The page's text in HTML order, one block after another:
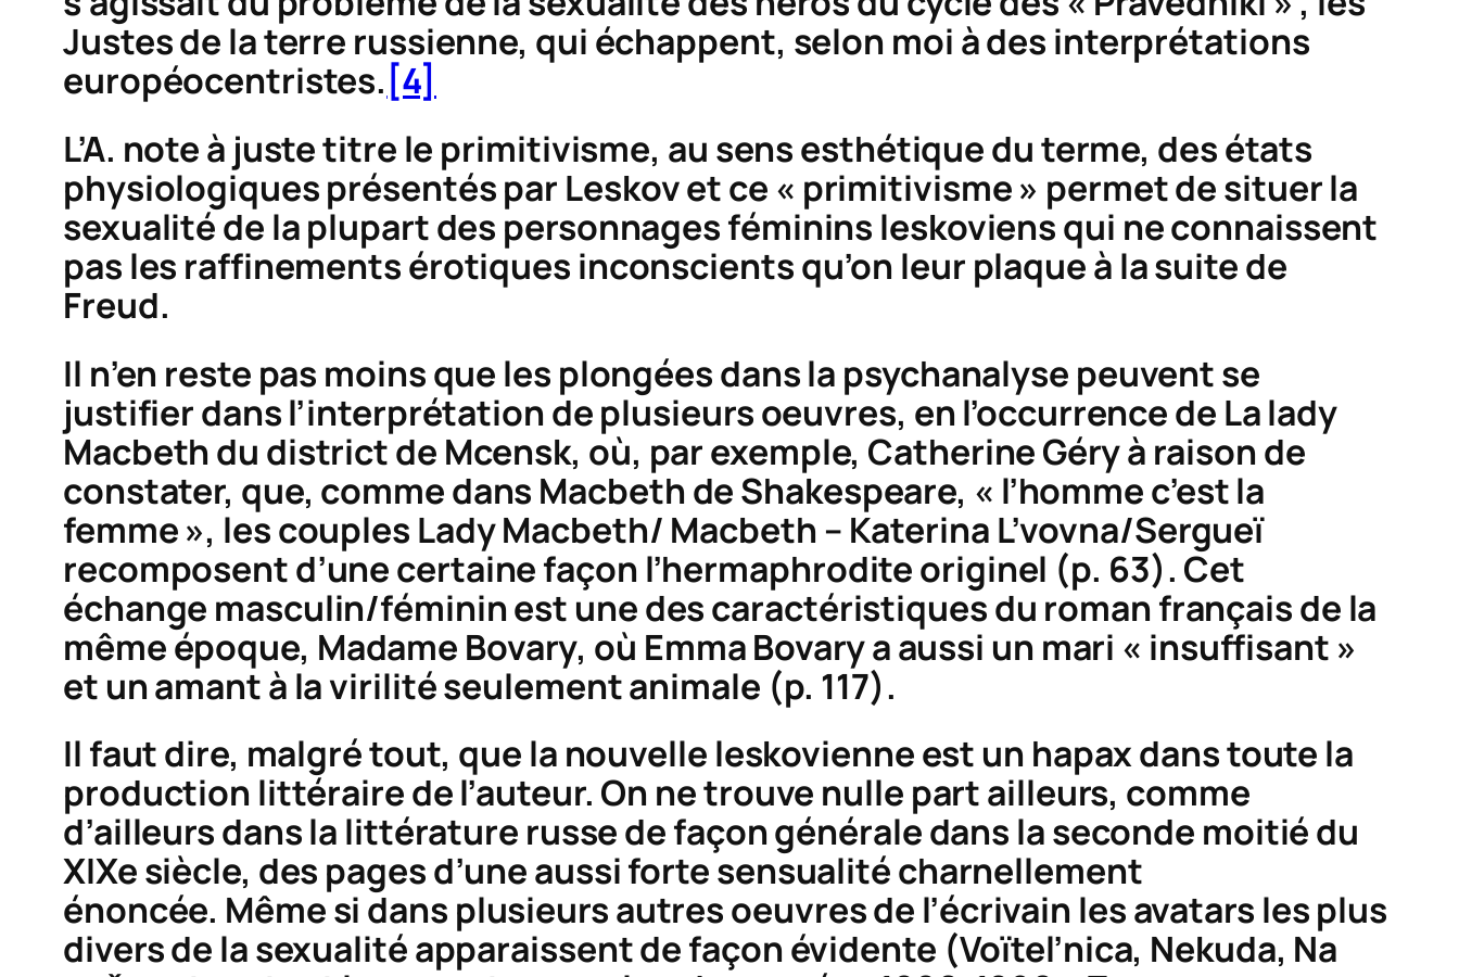
Justes de la terre russienne, qui échappent, selon moi à des interprétations
européocentristes. [4]
L’A. note à juste titre le primitivisme, au sens esthétique du terme, des états
physiologiques présentés par Leskov et ce « primitivisme » permet de situer la
sexualité de la plupart des personnages féminins leskoviens qui ne connaissent
pas les raffinements érotiques inconscients qu’on leur plaque à la suite de
Freud.
Il n’en reste pas moins que les plongées dans la psychanalyse peuvent se
justifier dans l’interprétation de plusieurs oeuvres, en l’occurrence de La lady
Macbeth du district de Mcensk, où, par exemple, Catherine Géry à raison de
constater, que, comme dans Macbeth de Shakespeare, « l’homme c’est la
femme », les couples Lady Macbeth/ Macbeth – Katerina L’vovna/Sergueï
recomposent d’une certaine façon l’hermaphrodite originel (p. 63). Cet
échange masculin/féminin est une des caractéristiques du roman français de la
même époque, Madame Bovary, où Emma Bovary a aussi un mari « insuffisant »
et un amant à la virilité seulement animale (p. 117).
Il faut dire, malgré tout, que la nouvelle leskovienne est un hapaxdans toute la
production littéraire de l’auteur. On ne trouve nulle part ailleurs, comme
d’ailleurs dans la littérature russe de façon générale dans la seconde moitié du
XIXe siècle, des pages d’une aussi forte sensualité charnellement
énoncée. Même si dans plusieurs autres oeuvres de l’écrivain les avatars les plus
divers de la sexualité apparaissent de façon évidente (Voïtel’nica, Nekuda, Na